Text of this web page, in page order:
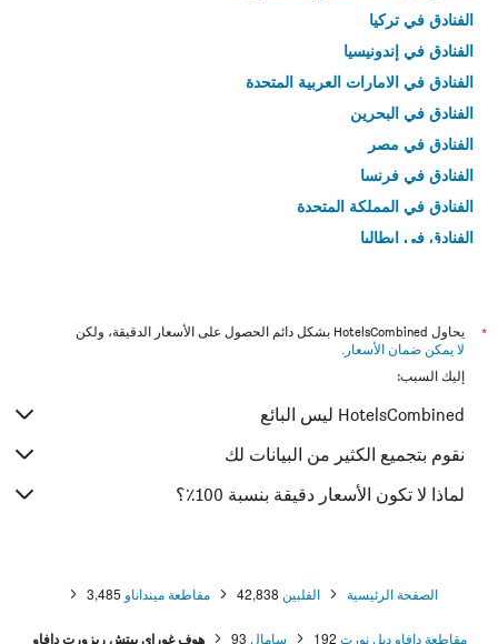
الفنادق في تركيا
الفنادق في إندونيسيا
الفنادق في الامارات العربية المتحدة
الفنادق في البحرين
الفنادق في مصر
الفنادق في فرنسا
الفنادق في المملكة المتحدة
الفنادق في إيطاليا
*
يحاول HotelsCombined بشكل دائم الحصول على الأسعار الدقيقة، ولكن
لا يمكن ضمان الأسعار .
إليك السبب:
HotelsCombined ليس البائع
نقوم بتجميع الكثير من البيانات لك
لماذا لا تكون الأسعار دقيقة بنسبة 100٪؟
الصفحة الرئيسية الفلبين 42,838 مقاطعة مينداناو 3,485
مقاطعة دافاو ديل نورت 192 سامال 93 هوف غوراي بيتش ريزورت دافاو